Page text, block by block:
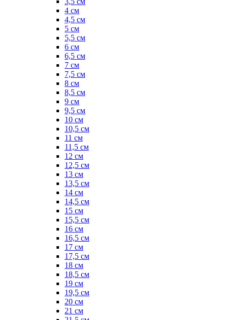
4 см
4,5 см
5 см
5,5 см
6 см
6,5 см
7 см
7,5 см
8 см
8,5 см
9 см
9,5 см
10 см
10,5 см
11 см
11,5 см
12 см
12,5 см
13 см
13,5 см
14 см
14,5 см
15 см
15,5 см
16 см
16,5 см
17 см
17,5 см
18 см
18,5 см
19 см
19,5 см
20 см
21 см